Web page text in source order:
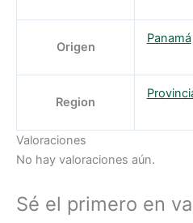
Origen
Panamá
Region
Valoraciones
No hay valoraciones aún.
Sé el primero en